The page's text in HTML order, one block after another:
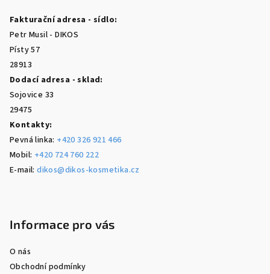
Fakturační adresa - sídlo:
Petr Musil - DIKOS
Písty 57
28913
Dodací adresa - sklad:
Sojovice 33
29475
Kontakty:
Pevná linka: +420 326 921 466
Mobil: +420 724 760 222
E-mail:dikos@dikos-kosmetika.cz
Informace pro vás
O nás
Obchodní podmínky